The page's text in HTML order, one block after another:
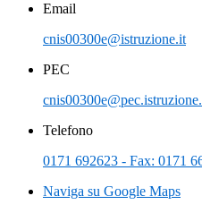
Email
cnis00300e@istruzione.it
PEC
Telefono
0171 692623 - Fax: 0171
Naviga su Google Maps